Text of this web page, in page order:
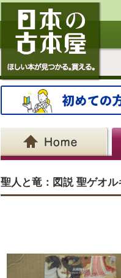
聖人と竜：図説 聖ゲオ